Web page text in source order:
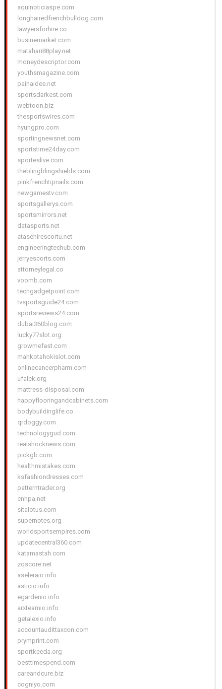
aquinoticiaspe.com
longhairedfrenchbulldog.com
lawyersforhire.co
businemarket.com
matahari88play.net
moneydescriptor.com
youthsmagazine.com
painaidee.net
sportsdarkest.com
webtoon.biz
thesportswires.com
hyungpro.com
sportingnewsnet.com
sportstime24day.com
sporteslive.com
theblingblingshields.com
pinkfrenchtipnails.com
newgamestv.com
sportsgallerys.com
sportsmirrors.net
datasports.net
atasehirescortu.net
engineeringtechub.com
jerryescorts.com
attorneylegal.co
voomb.com
techgadgetpoint.com
tvsportsguide24.com
sportsreviews24.com
dubai360blog.com
lucky77slot.org
growmefast.com
mahkotahokislot.com
onlinecancerpharm.com
ufalek.org
mattress-disposal.com
happyflooringandcabinets.com
bodybuildinglife.co
qrdoggy.com
technologygud.com
realshocknews.com
pickgb.com
healthmistakes.com
ksfashiondresses.com
patterntrader.org
cnhpa.net
sitalotus.com
supernotes.org
worldsportsempires.com
updatecentral360.com
katamastah.com
zqscore.net
aseleraio.info
asticio.info
egardenio.info
arxteamio.info
getalexio.info
accountaudittaxcon.com
prymprint.com
sportkeeda.org
besttimespend.com
careandcure.biz
cogniyo.com